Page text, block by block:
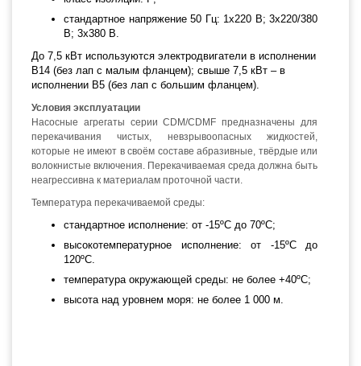
стандартное напряжение 50 Гц: 1х220 В; 3x220/380
В; 3x380 В.
До 7,5 кВт используются электродвигатели в исполнении
B14 (без лап с малым фланцем); свыше 7,5 кВт – в
исполнении B5 (без лап с большим фланцем).
Условия эксплуатации
Насосные агрегаты серии CDM/CDMF предназначены для
перекачивания чистых, невзрывоопасных жидкостей,
которые не имеют в своём составе абразивные, твёрдые или
волокнистые включения. Перекачиваемая среда должна быть
неагрессивна к материалам проточной части.
Температура перекачиваемой среды:
стандартное исполнение: от -15ºС до 70ºС;
высокотемпературное исполнение: от -15ºС до
120ºС.
температура окружающей среды: не более +40ºС;
высота над уровнем моря: не более 1 000 м.